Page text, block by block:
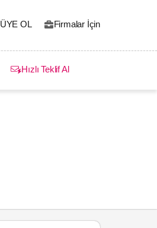
ÜYE OL Firmalar İçin
Hızlı Teklif Al